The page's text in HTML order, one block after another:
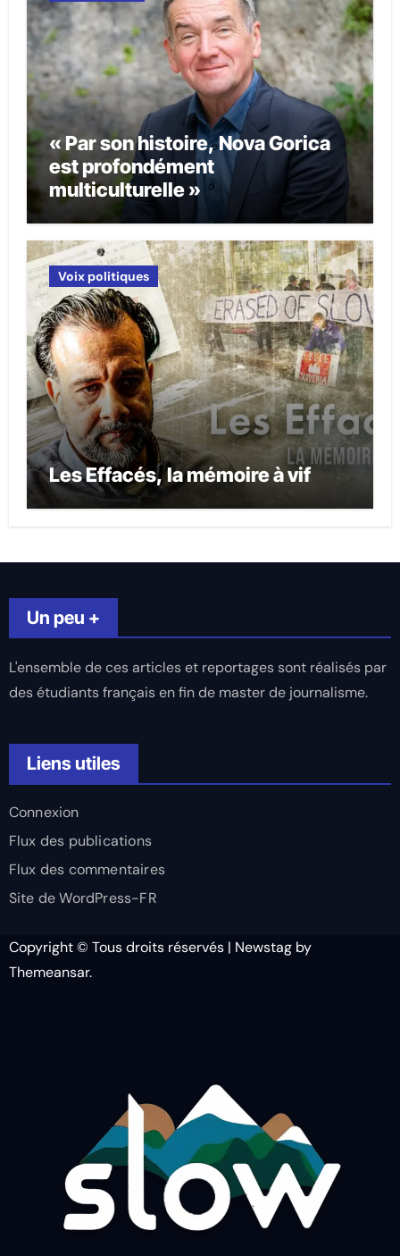
« Par son histoire, Nova Gorica
est profondément
multiculturelle »
Voix politiques
Les Effacés, la mémoire à vif
Un peu +
L'ensemble de ces articles et reportages sont réalisés par
des étudiants français en fin de master de journalisme.
Liens utiles
Connexion
Flux des publications
Flux des commentaires
Site de WordPress-FR
Copyright © Tous droits réservés | Newstagby
Themeansar.